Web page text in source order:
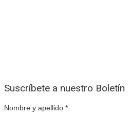
Suscríbete a nuestro Boletín
Nombre y apellido *